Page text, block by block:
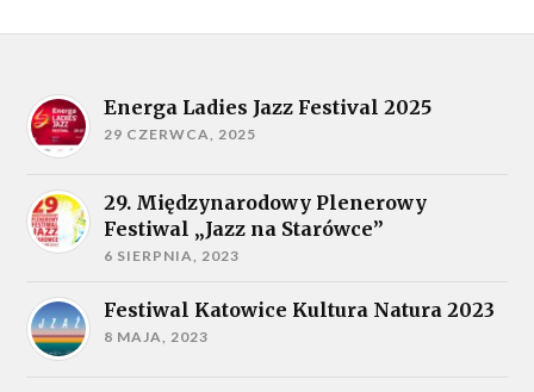
Energa Ladies Jazz Festival 2025
29 CZERWCA, 2025
29. Międzynarodowy Plenerowy
Festiwal „Jazz na Starówce”
6 SIERPNIA, 2023
Festiwal Katowice Kultura Natura 2023
8 MAJA, 2023